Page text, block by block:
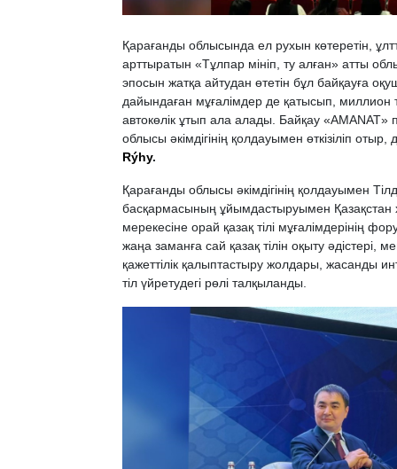
Қарағанды облысында ел рухын көтеретін,
арттыратын «Тұлпар мініп, ту алған» атты
эпосын жатқа айтудан өтетін бұл байқауға
дайындаған мұғалімдер де қатысып, миллион
автокөлік ұтып ала алады. Байқау
облысы әкімдігінің қолдауымен өткізіліп
Rýhy.
Қарағанды облысы әкімдігінің қолдауымен
басқармасының ұйымдастыруымен Қазақстан
мерекесіне орай қазақ тілі мұғалімдерінің
жаңа заманға сай қазақ тілін оқыту әдістері,
қажеттілік қалыптастыру жолдары, жасанды
тіл үйретудегі рөлі талқыланды.